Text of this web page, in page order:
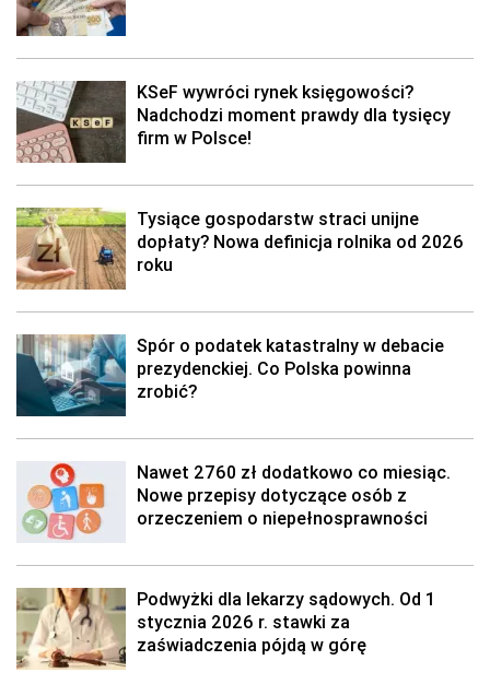
KSeF wywróci rynek księgowości?
Nadchodzi moment prawdy dla tysięcy
firm w Polsce!
Tysiące gospodarstw straci unijne
dopłaty? Nowa definicja rolnika od 2026
roku
Spór o podatek katastralny w debacie
prezydenckiej. Co Polska powinna
zrobić?
Nawet 2760 zł dodatkowo co miesiąc.
Nowe przepisy dotyczące osób z
orzeczeniem o niepełnosprawności
Podwyżki dla lekarzy sądowych. Od 1
stycznia 2026 r. stawki za
zaświadczenia pójdą w górę